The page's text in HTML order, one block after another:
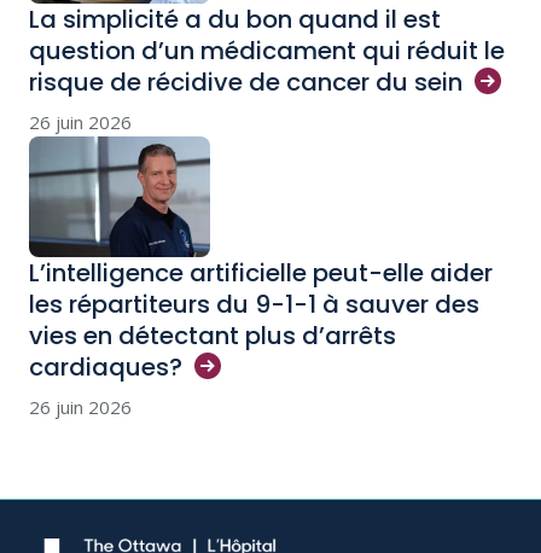
La simplicité a du bon quand il est
question d’un médicament qui réduit le
risque de récidive de cancer du sein
26 juin 2026
L’intelligence artificielle peut-elle aider
les répartiteurs du 9-1-1 à sauver des
vies en détectant plus d’arrêts
cardiaques?
26 juin 2026